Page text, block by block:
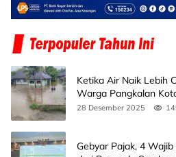
Ketika Air Naik Lebih
Warga Pangkalan
Banjir
28 Desember 2025
Gebyar Pajak, 4